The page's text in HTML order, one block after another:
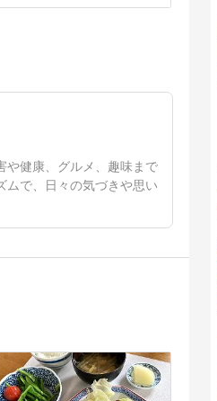
や健康、グルメ、趣味まで
ムで、日々の気づきや思い